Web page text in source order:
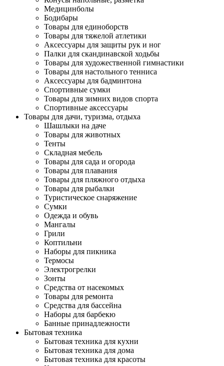
Медицинболы
Бодибары
Товары для единоборств
Товары для тяжелой атлетики
Аксессуары для защиты рук и ног
Палки для скандинавской ходьбы
Товары для художественной гимнастики
Товары для настольного тенниса
Аксессуары для бадминтона
Спортивные сумки
Товары для зимних видов спорта
Спортивные аксессуары
Товары для дачи, туризма, отдыха
Шашлыки на даче
Товары для животных
Тенты
Складная мебель
Товары для сада и огорода
Товары для плавания
Товары для пляжного отдыха
Товары для рыбалки
Туристическое снаряжение
Сумки
Одежда и обувь
Мангалы
Грили
Коптильни
Наборы для пикника
Термосы
Электрогрелки
Зонты
Средства от насекомых
Товары для ремонта
Средства для бассейна
Наборы для барбекю
Банные принадлежности
Бытовая техника
Бытовая техника для кухни
Бытовая техника для дома
Бытовая техника для красоты